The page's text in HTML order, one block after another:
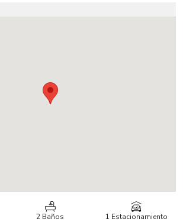
2 Baños 1 Estacionamiento